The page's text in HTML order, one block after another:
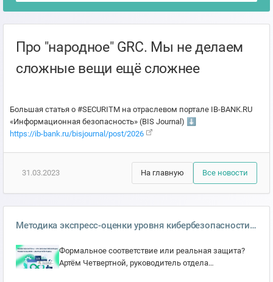
Про "народное" GRC. Мы не делаем
сложные вещи ещё сложнее
Большая статья о #SECURITM на отраслевом портале IB-BANK.RU
«Информационная безопасность» (BIS Journal) ⬇️
https://ib-bank.ru/bisjournal/post/2026
31.03.2023 На главную Все новости
Методика экспресс-оценки уровня кибербезопасности
Формальное соответствие или реальная защита?
Артём Четвертной, руководитель отдела